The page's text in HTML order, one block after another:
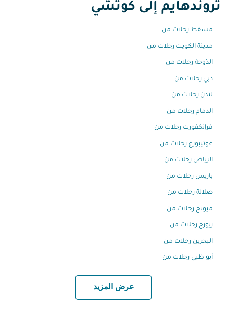
تروندهايم إلى كوتشي
مسقط رحلات من
مدينة الكويت رحلات من
الدّوحة رحلات من
دبي رحلات من
لندن رحلات من
الدمام رحلات من
فرانكفورت رحلات من
غوتيبورغ رحلات من
الرياض رحلات من
باريس رحلات من
صلالة رحلات من
ميونخ رحلات من
زيورخ رحلات من
البحرين رحلات من
أبو ظبي رحلات من
عرض المزيد